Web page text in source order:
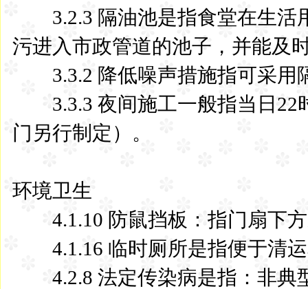
3.2.3 隔油池是指食堂在生活
污进入市政管道的池子，并能及
3.3.2 降低噪声措施指可采用
3.3.3 夜间施工一般指当日22
门另行制定）。
环境卫生
4.1.10 防鼠挡板：指门扇下方
4.1.16 临时厕所是指便于清运
4.2.8 法定传染病是指：非典